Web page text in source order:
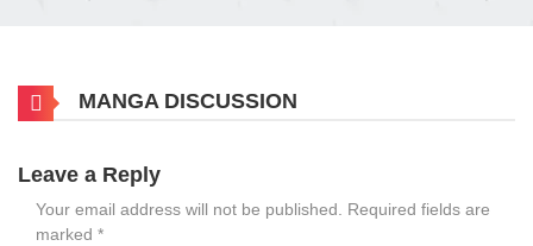
MANGA DISCUSSION
Leave a Reply
Your email address will not be published. Required fields are
marked *